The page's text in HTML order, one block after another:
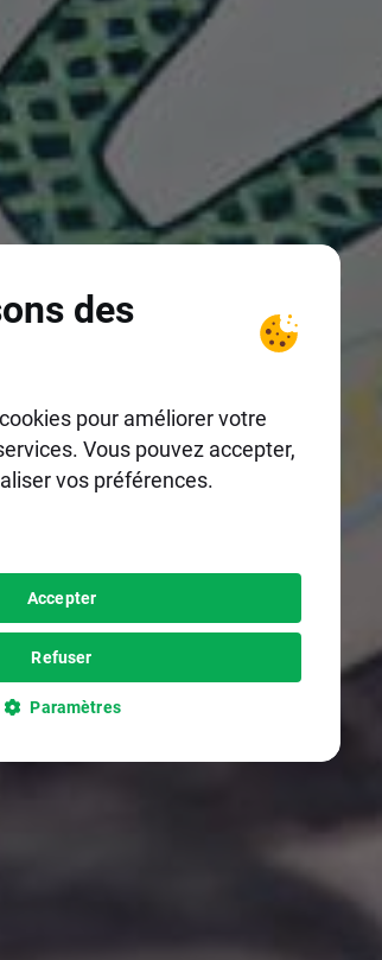
des
pour améliorer votre
Vous pouvez accepter,
vos préférences.
Accepter
Refuser
Paramètres